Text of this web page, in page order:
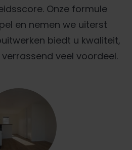
Onze formule
en nemen we uiterst
biedt u kwaliteit,
veel voordeel.